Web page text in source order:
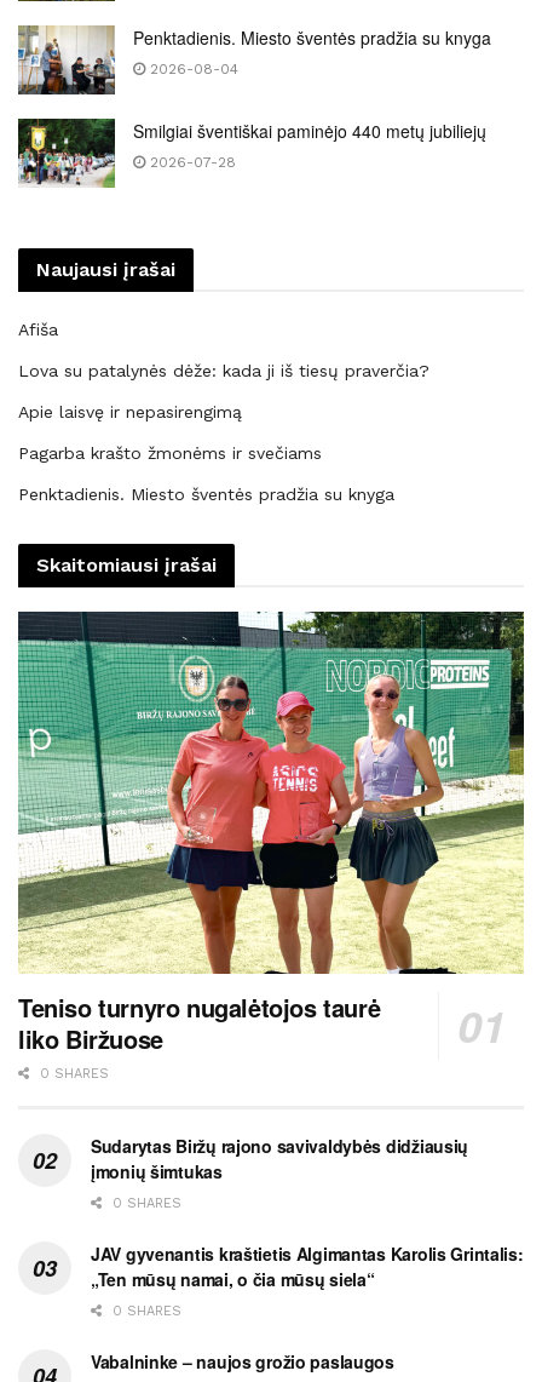
Penktadienis. Miesto šventės pradžia su knyga
2026-08-04
Smilgiai šventiškai paminėjo 440 metų jubiliejų
2026-07-28
Naujausi įrašai
Afiša
Lova su patalynės dėže: kada ji iš tiesų praverčia?
Apie laisvę ir nepasirengimą
Pagarba krašto žmonėms ir svečiams
Penktadienis. Miesto šventės pradžia su knyga
Skaitomiausi įrašai
Teniso turnyro nugalėtojos taurė
liko Biržuose
0 SHARES
Sudarytas Biržų rajono savivaldybės didžiausių
įmonių šimtukas
0 SHARES
JAV gyvenantis kraštietis Algimantas Karolis Grintalis:
„Ten mūsų namai, o čia mūsų siela“
0 SHARES
Vabalninke – naujos grožio paslaugos